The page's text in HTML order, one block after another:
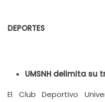
DEPORTES
UMSNH delimita su
El Club Deportivo